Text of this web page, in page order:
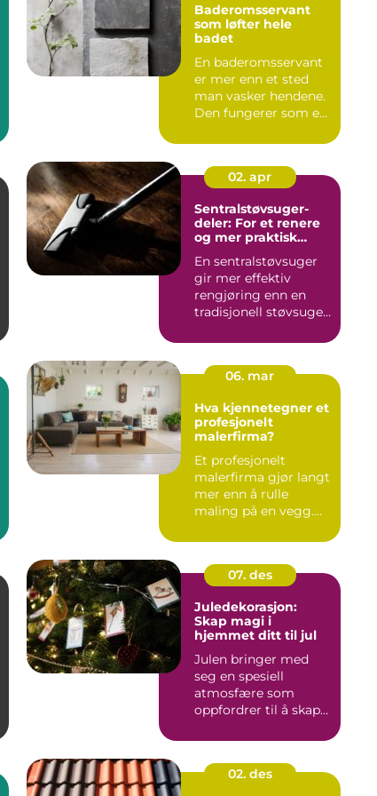
Baderomsservant
som løfter hele
badet
En baderomsservant
er mer enn et sted
man vasker hendene.
Den fungerer som et
påv...
02. apr
Sentralstøvsuger-
deler: For et renere
og mer praktisk
En sentralstøvsuger
gir mer effektiv
rengjøring enn en
tradisjonell støvsuger
06. mar
Hva kjennetegner et
profesjonelt
malerfirma?
Et profesjonelt
malerfirma gjør langt
mer enn å rulle
maling på en vegg.
planlegger ...
07. des
Juledekorasjon:
Skap magi i
hjemmet ditt til jul
Julen bringer med
seg en spesiell
atmosfære som
oppfordrer til å skape
02. des